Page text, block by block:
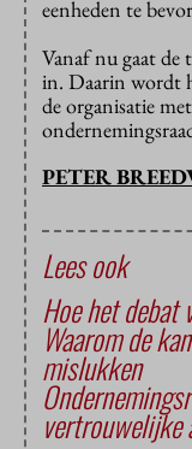
eenheden te
Vanaf nu gaat de
in. Daarin wordt
de organisatie
PETER
Lees ook
Hoe het debat
Waarom de
mislukken
vertrouwelijke